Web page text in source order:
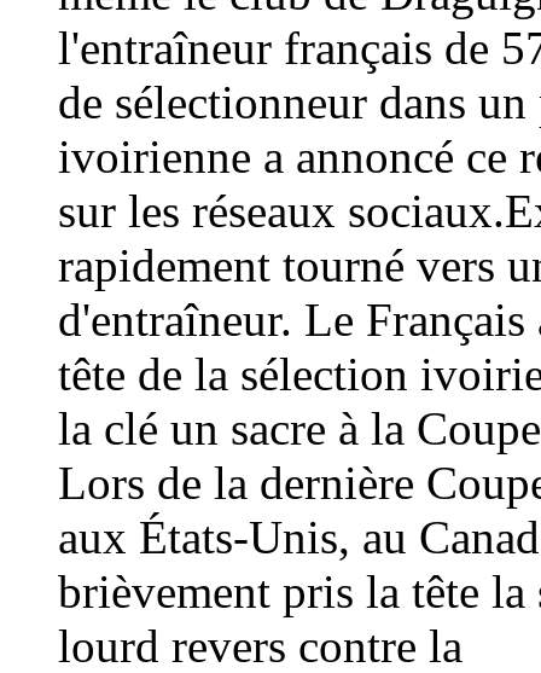
l'entraîneur français de
de sélectionneur dans
ivoirienne a annoncé ce
sur les réseaux
rapidement tourné vers
d'entraîneur. Le
tête de la sélection
la clé un sacre à la
Lors de la dernière
aux États-Unis, au
brièvement pris la tête
lourd revers contre la